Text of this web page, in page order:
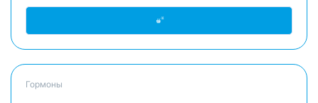
Гормоны